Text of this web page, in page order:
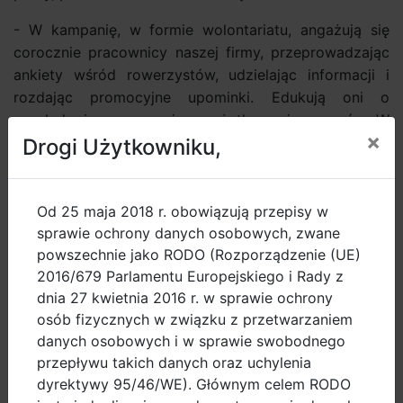
- W kampanię, w formie wolontariatu, angażują się
corocznie pracownicy naszej firmy, przeprowadzając
ankiety wśród rowerzystów, udzielając informacji i
rozdając promocyjne upominki. Edukują oni o
proekologicznym wymiarze użytkowania rowerów. W
2010 roku Pomorski Oddział Obrotu Gazem był
partnerem tego wydarzenia, aby rok później stać się
została dofinansowana również przez Fundację PGNiG
im. Olgierda Łukasiewicza. Oprócz Gdańska, obejmie
ona swym zasięgiem również okoliczne gminy np.
Gniewino, czy Przywidz – mówi Dorota Ratajczyk
Gałkowska.
We wrześniu 2011 roku firma była partnerem Pikniku
Mobilności Aktywnej AmberOne Ciclovia.
Organizatorzy udostępnili na tę okazję nie oddany
Drogi Użytkowniku, ×
Od 25 maja 2018 r. obowiązują przepisy w
sprawie ochrony danych osobowych, zwane
powszechnie jako RODO (Rozporządzenie (UE)
2016/679 Parlamentu Europejskiego i Rady z
dnia 27 kwietnia 2016 r. w sprawie ochrony
osób fizycznych w związku z przetwarzaniem
danych osobowych i w sprawie swobodnego
przepływu takich danych oraz uchylenia
dyrektywy 95/46/WE). Głównym celem RODO